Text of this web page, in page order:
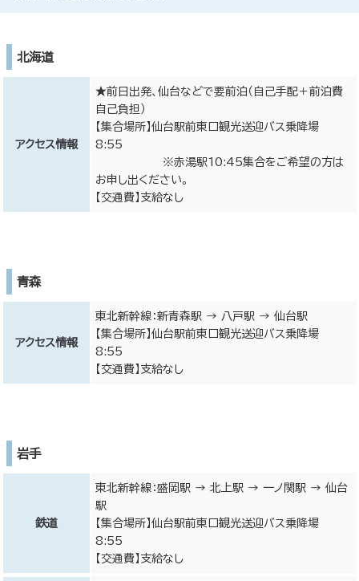
北海道
アクセス情報
★前日出発、仙台などで要前泊（自己手配＋前泊費
自己負担）
【集合場所】仙台駅前東口観光送迎バス乗降場
8:55
※赤湯駅10:45集合をご希望の方は
お申し出ください。
【交通費】支給なし
青森
アクセス情報
東北新幹線：新青森駅 → 八戸駅 → 仙台駅
【集合場所】仙台駅前東口観光送迎バス乗降場
8:55
【交通費】支給なし
岩手
鉄道
東北新幹線：盛岡駅 → 北上駅 → 一ノ関駅 → 仙台
駅
【集合場所】仙台駅前東口観光送迎バス乗降場
8:55
【交通費】支給なし